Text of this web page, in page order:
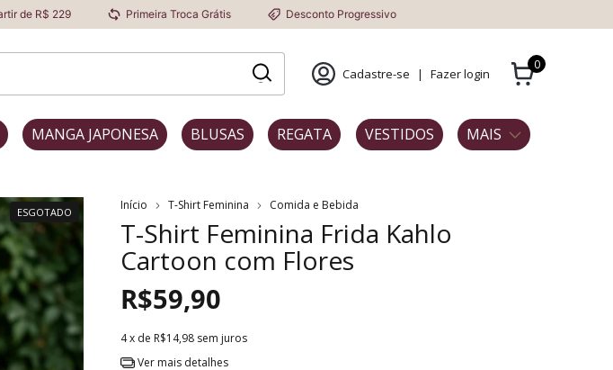
Primeira Troca Grátis Desconto Progressivo
Cadastre-se | Fazer login
0
MANGA JAPONESA BLUSAS REGATA VESTIDOS MAIS
ESGOTADO Início T-Shirt Feminina Comida e Bebida
T-Shirt Feminina Frida Kahlo
Cartoon com Flores
R$59,90
4x de R$14,98 sem juros
Ver mais detalhes